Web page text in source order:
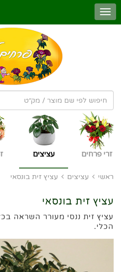
זרי פרחים עציצים
ראשי עציצים עציץ זית בונסאי
עציץ זית בונסאי
עציץ זית ננסי מעורר השראה
הכלי.